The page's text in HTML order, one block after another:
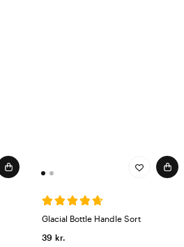
Glacial Bottle Handle Sort
39 kr.